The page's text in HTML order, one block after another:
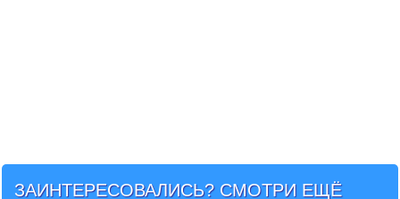
ЗАИНТЕРЕСОВАЛИСЬ? СМОТРИ ЕЩЁ